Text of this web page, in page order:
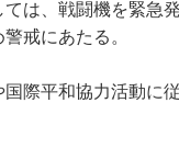
は、戦闘機を緊急
戒にあたる。
際平和協力活動に